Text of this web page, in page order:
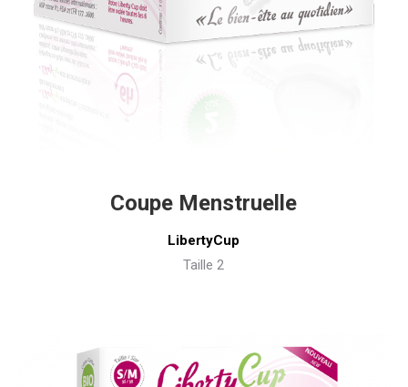
Coupe Menstruelle
LibertyCup
Taille 2